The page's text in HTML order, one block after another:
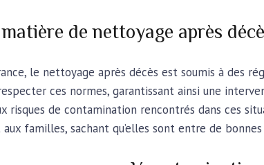
de nettoyage après
le nettoyage après décès est soumis à des
ces normes, garantissant ainsi une
risques de contamination rencontrés dans ces
familles, sachant qu’elles sont entre de bonnes